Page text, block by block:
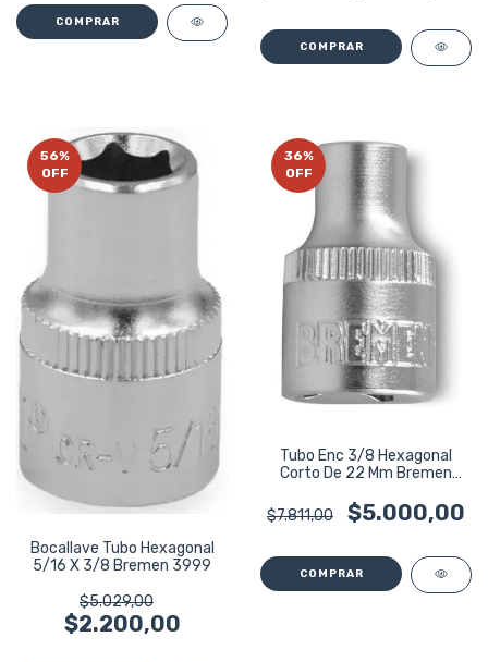
56%
OFF
Bocallave Tubo Hexagonal
5/16 X 3/8 Bremen 3999
$5.029,00
$2.200,00
36%
OFF
Tubo Enc 3/8 Hexagonal
Corto De 22 Mm Bremen
$7.811,00
$5.000,00